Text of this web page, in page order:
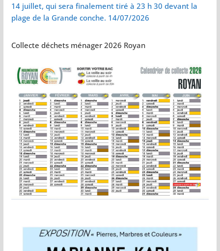
14 juillet, qui sera finalement tiré à 23 h 30 devant la
plage de la Grande conche. 14/07/2026
Collecte déchets ménager 2026 Royan